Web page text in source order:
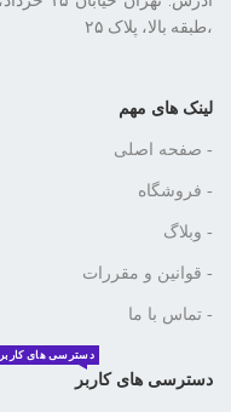
،طبقه بالا، پلاک ۲۵
لینک های مهم
- صفحه اصلی
- فروشگاه
- وبلاگ
- قوانین و مقررات
- تماس با ما
دسترسی های کاربر
دسترسی های کاربر